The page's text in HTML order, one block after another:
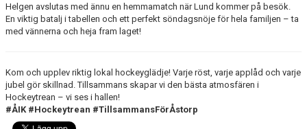
Helgen avslutas med ännu en hemmamatch när Lund kommer på besök.
En viktig batalj i tabellen och ett perfekt söndagsnöje för hela familjen – ta
med vännerna och heja fram laget!
Kom och upplev riktig lokal hockeyglädje! Varje röst, varje applåd och varje
jubel gör skillnad. Tillsammans skapar vi den bästa atmosfären i
Hockeytrean – vi ses i hallen!
#ÅIK #Hockeytrean #TillsammansFörÅstorp